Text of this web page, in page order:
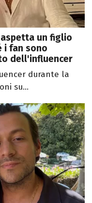
aspetta un figlio
i fan sono
dell'influencer
durante la
su...